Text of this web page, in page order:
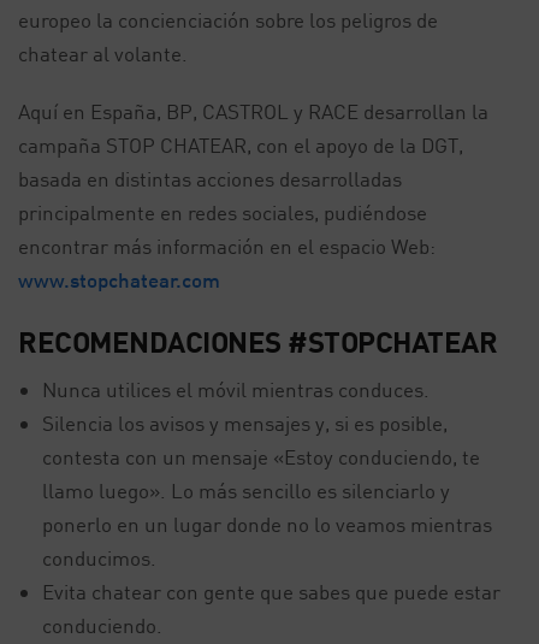
europeo la concienciación sobre los peligros de
chatear al volante.
Aquí en España, BP, CASTROL y RACE desarrollan la
campaña STOP CHATEAR, con el apoyo de la DGT,
basada en distintas acciones desarrolladas
principalmente en redes sociales, pudiéndose
encontrar más información en el espacio Web:
www.stopchatear.com
RECOMENDACIONES #STOPCHATEAR
Nunca utilices el móvil mientras conduces.
Silencia los avisos y mensajes y, si es posible,
contesta con un mensaje «Estoy conduciendo, te
llamo luego». Lo más sencillo es silenciarlo y
ponerlo en un lugar donde no lo veamos mientras
conducimos.
Evita chatear con gente que sabes que puede estar
conduciendo.